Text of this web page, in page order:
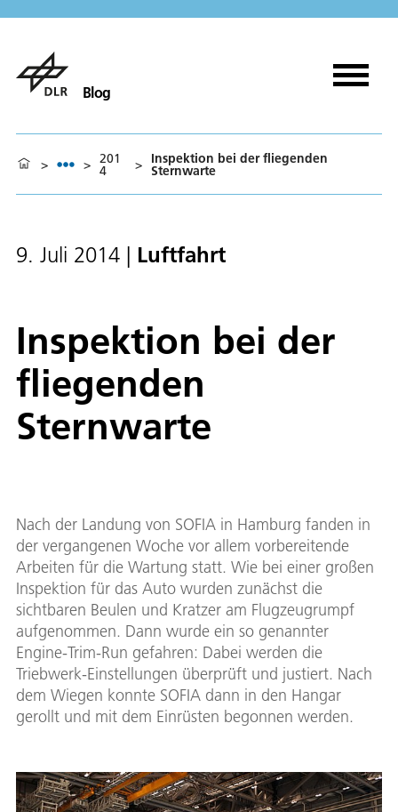
Blog
> > 201
4 > Inspektion bei der fliegenden
Sternwarte
9. Juli 2014 | Luftfahrt
Inspektion bei der
fliegenden
Sternwarte
Nach der Landung von SOFIA in Hamburg fanden in
der vergangenen Woche vor allem vorbereitende
Arbeiten für die Wartung statt. Wie bei einer großen
Inspektion für das Auto wurden zunächst die
sichtbaren Beulen und Kratzer am Flugzeugrumpf
aufgenommen. Dann wurde ein so genannter
Engine-Trim-Run gefahren: Dabei werden die
Triebwerk-Einstellungen überprüft und justiert. Nach
dem Wiegen konnte SOFIA dann in den Hangar
gerollt und mit dem Einrüsten begonnen werden.